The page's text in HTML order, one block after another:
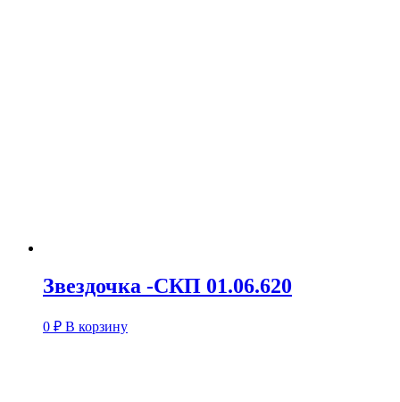
Звездочка -СКП 01.06.620
0 ₽ В корзину